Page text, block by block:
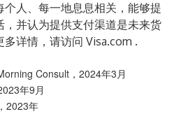
人、每一地息息相关，能够提
，并认为提供支付渠道是未来货
多详情，请访问 Visa.com .
Consult，2024年3月
年9月
，2023年